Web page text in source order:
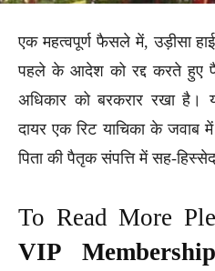
एक महत्वपूर्ण फैसले में, उड़ीसा
पहले के आदेश को रद्द करते हुए
अधिकार को बरकरार रखा है।
दायर एक रिट याचिका के जवाब
पिता की पैतृक संपत्ति में सह-
To Read More
VIP